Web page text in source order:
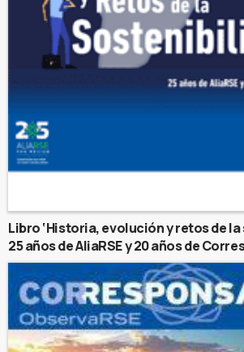
Libro ‘Historia, evolución y retos de
25 años de AliaRSE y 20 años de